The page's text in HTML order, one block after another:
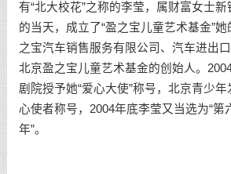
有“北大校花”之称的李莹，属财富女士
的当天，成立了“盈之宝儿童艺术基金”
之宝汽车销售服务有限公司、汽车进出口
北京盈之宝儿童艺术基金的创始人。
剧院授予她“爱心大使”称号，北京青少
心使者称号，2004年底李莹又当选为“第
年”。